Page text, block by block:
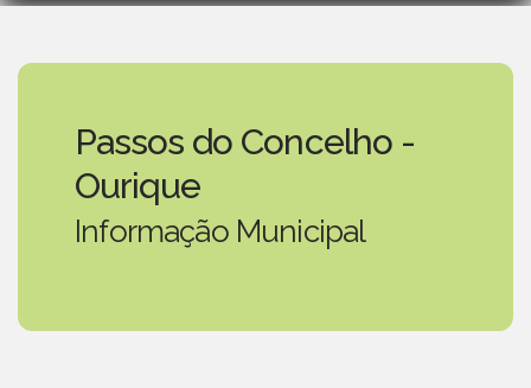
Passos do Concelho -
Ourique
Informação Municipal